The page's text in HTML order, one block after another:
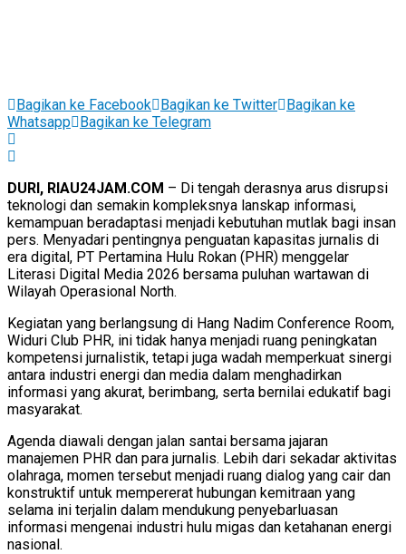
Bagikan ke Facebook Bagikan ke Twitter Bagikan ke
Whatsapp Bagikan ke Telegram
DURI, RIAU24JAM.COM – Di tengah derasnya arus disrupsi
teknologi dan semakin kompleksnya lanskap informasi,
kemampuan beradaptasi menjadi kebutuhan mutlak bagi insan
pers. Menyadari pentingnya penguatan kapasitas jurnalis di
era digital, PT Pertamina Hulu Rokan (PHR) menggelar
Literasi Digital Media 2026 bersama puluhan wartawan di
Wilayah Operasional North.
Kegiatan yang berlangsung di Hang Nadim Conference Room,
Widuri Club PHR, ini tidak hanya menjadi ruang peningkatan
kompetensi jurnalistik, tetapi juga wadah memperkuat sinergi
antara industri energi dan media dalam menghadirkan
informasi yang akurat, berimbang, serta bernilai edukatif bagi
masyarakat.
Agenda diawali dengan jalan santai bersama jajaran
manajemen PHR dan para jurnalis. Lebih dari sekadar aktivitas
olahraga, momen tersebut menjadi ruang dialog yang cair dan
konstruktif untuk mempererat hubungan kemitraan yang
selama ini terjalin dalam mendukung penyebarluasan
informasi mengenai industri hulu migas dan ketahanan energi
nasional.